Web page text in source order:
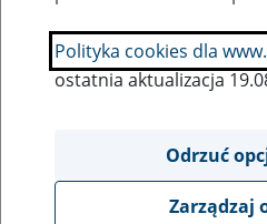
SZUKAJ
Ukryj wszystkie pozycje
Polityka cookies dla
ostatnia aktualizacja
Odrzuć
Zarządzaj